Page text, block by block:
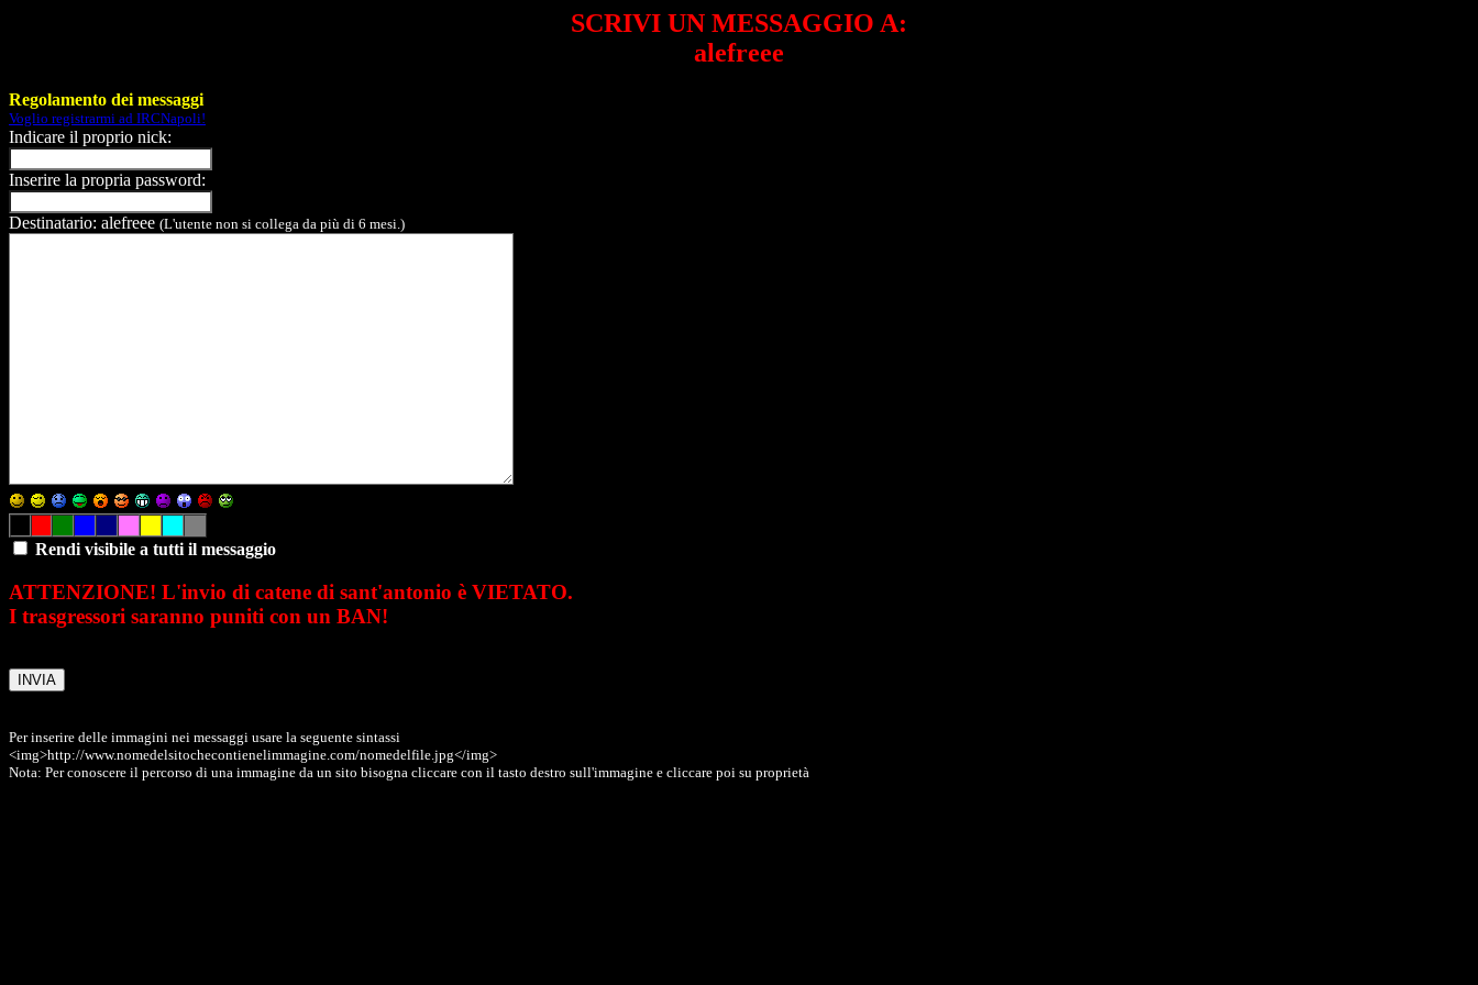
SCRIVI UN MESSAGGIO A:
alefreee
Regolamento dei messaggi
Voglio registrarmi ad IRCNapoli!
Indicare il proprio nick:
Inserire la propria password:
Destinatario: alefreee (L'utente non si collega da più di 6 mesi.)
Rendi visibile a tutti il messaggio
ATTENZIONE! L'invio di catene di sant'antonio è VIETATO.
I trasgressori saranno puniti con un BAN!
Per inserire delle immagini nei messaggi usare la seguente sintassi
<img>http://www.nomedelsitochecontienelimmagine.com/nomedelfile.jpg</img>
Nota: Per conoscere il percorso di una immagine da un sito bisogna cliccare con il tasto destro sull'immagine e cliccare poi su proprietà